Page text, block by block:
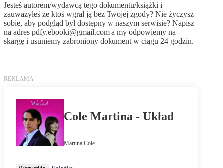
Jesteś autorem/wydawcą tego dokumentu/książki i
zauważyłeś że ktoś wgrał ją bez Twojej zgody? Nie życzysz
sobie, aby podgląd był dostępny w naszym serwisie? Napisz
na adres pdfy.ebooki@gmail.com a my odpowiemy na
skargę i usuniemy zabroniony dokument w ciągu 24 godzin.